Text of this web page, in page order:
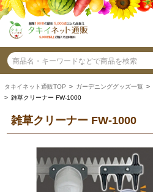
タキイネット通販TOP > ガーデニンググッズ一覧 >
> 雑草クリーナー FW-1000
雑草クリーナー FW-1000